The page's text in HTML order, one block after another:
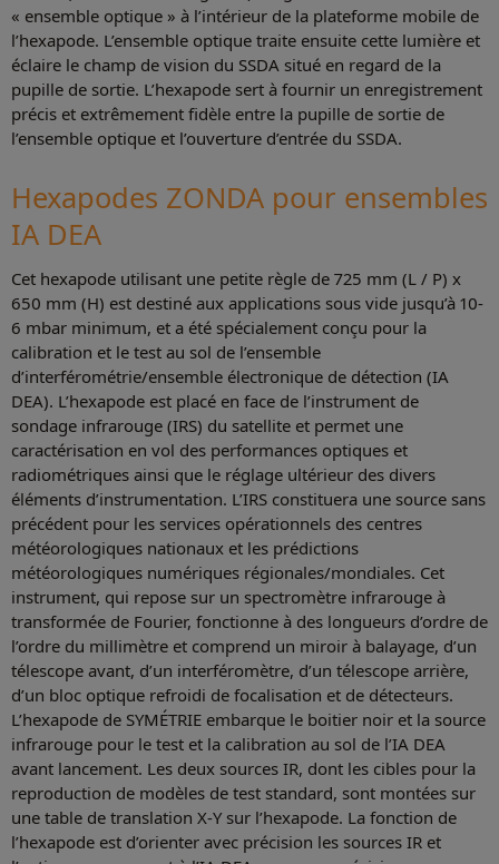
« ensemble optique » à l’intérieur de la plateforme mobile de
l’hexapode. L’ensemble optique traite ensuite cette lumière et
éclaire le champ de vision du SSDA situé en regard de la
pupille de sortie. L’hexapode sert à fournir un enregistrement
précis et extrêmement fidèle entre la pupille de sortie de
l’ensemble optique et l’ouverture d’entrée du SSDA.
Hexapodes ZONDA pour ensembles
IA DEA
Cet hexapode utilisant une petite règle de 725 mm (L / P) x
650 mm (H) est destiné aux applications sous vide jusqu’à 10-
6 mbar minimum, et a été spécialement conçu pour la
calibration et le test au sol de l’ensemble
d’interférométrie/ensemble électronique de détection (IA
DEA). L’hexapode est placé en face de l’instrument de
sondage infrarouge (IRS) du satellite et permet une
caractérisation en vol des performances optiques et
radiométriques ainsi que le réglage ultérieur des divers
éléments d’instrumentation. L’IRS constituera une source sans
précédent pour les services opérationnels des centres
météorologiques nationaux et les prédictions
météorologiques numériques régionales/mondiales. Cet
instrument, qui repose sur un spectromètre infrarouge à
transformée de Fourier, fonctionne à des longueurs d’ordre de
l’ordre du millimètre et comprend un miroir à balayage, d’un
télescope avant, d’un interféromètre, d’un télescope arrière,
d’un bloc optique refroidi de focalisation et de détecteurs.
L’hexapode de SYMÉTRIE embarque le boitier noir et la source
infrarouge pour le test et la calibration au sol de l’IA DEA
avant lancement. Les deux sources IR, dont les cibles pour la
reproduction de modèles de test standard, sont montées sur
une table de translation X-Y sur l’hexapode. La fonction de
l’hexapode est d’orienter avec précision les sources IR et